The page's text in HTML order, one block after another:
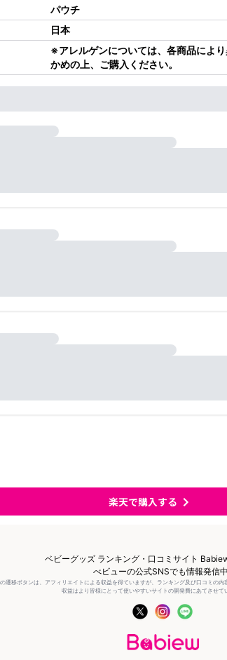
パウチ
日本
※アレルゲンについては、各商品によ
かめの上、ご購入ください。
楽天で購入する
ベビーグッズ ランキング・口コミサイト
べビューの公式SNSでも情報発信
遷移ボタンは、アフィリエイトによる収益を得ていますが、ランキング及び口コミの内
収益はより皆様にとって使いやすいサイトの開発費にあてさせて